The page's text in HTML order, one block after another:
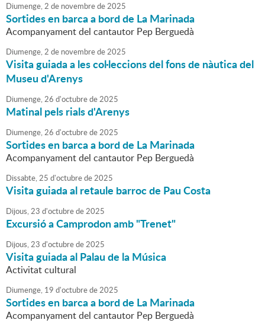
Diumenge,2 de novembrede2025
Sortides en barca a bord de La Marinada
Acompanyament del cantautor Pep Berguedà
Diumenge,2 de novembrede2025
Visita guiada a les col·leccions del fons de nàutica del
Museu d'Arenys
Diumenge,26 d'octubrede2025
Matinal pels rials d'Arenys
Diumenge,26 d'octubrede2025
Sortides en barca a bord de La Marinada
Acompanyament del cantautor Pep Berguedà
Dissabte,25 d'octubrede2025
Visita guiada al retaule barroc de Pau Costa
Dijous,23 d'octubrede2025
Excursió a Camprodon amb "Trenet"
Dijous,23 d'octubrede2025
Visita guiada al Palau de la Música
Activitat cultural
Diumenge, 19 d'octubrede2025
Sortides en barca a bord de La Marinada
Acompanyament del cantautor Pep Berguedà